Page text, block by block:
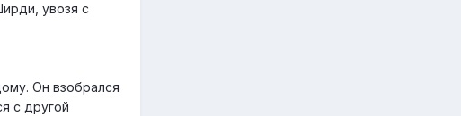
увозя с
Он взобрался
с другой